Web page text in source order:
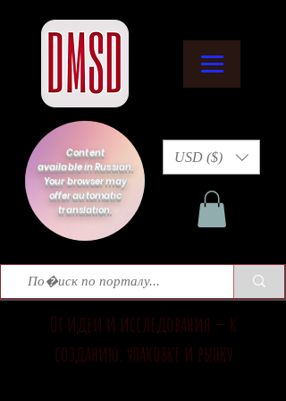
Content
available in Russian.
Your browser may
offer automatic
translation.
USD ($)
От идеи и исследования — к
созданию, упаковке и рынку